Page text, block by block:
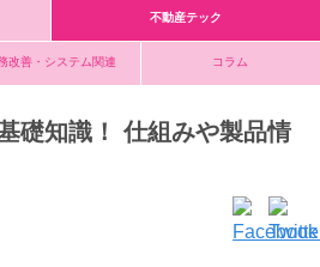
不動産テック
改善・ システム関連 コラム
礎知識！ 仕組みや製品情